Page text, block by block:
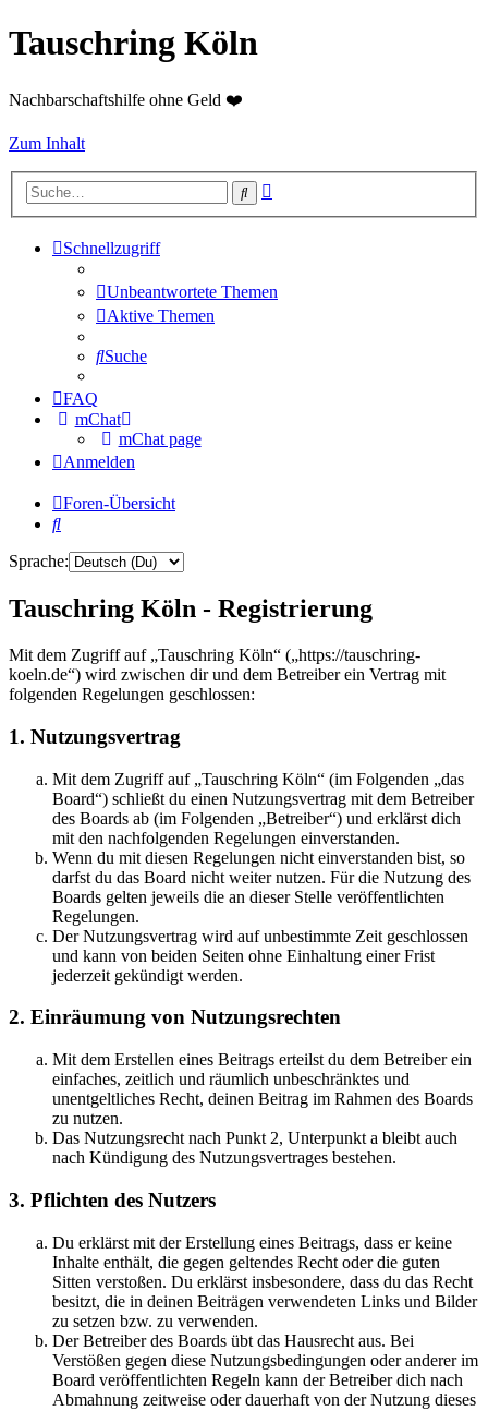
Tauschring Köln
Nachbarschaftshilfe ohne Geld ❤️
Zum Inhalt
Suche
Schnellzugriff
Unbeantwortete Themen
Aktive Themen
Suche
FAQ
mChat
mChat page
Anmelden
Foren-Übersicht
Suche
Sprache:
Tauschring Köln - Registrierung
Mit dem Zugriff auf „Tauschring Köln“ („https://tauschring-
koeln.de“) wird zwischen dir und dem Betreiber ein Vertrag mit
folgenden Regelungen geschlossen:
1. Nutzungsvertrag
Mit dem Zugriff auf „Tauschring Köln“ (im Folgenden „das
Board“) schließt du einen Nutzungsvertrag mit dem Betreiber
des Boards ab (im Folgenden „Betreiber“) und erklärst dich
mit den nachfolgenden Regelungen einverstanden.
Wenn du mit diesen Regelungen nicht einverstanden bist, so
darfst du das Board nicht weiter nutzen. Für die Nutzung des
Boards gelten jeweils die an dieser Stelle veröffentlichten
Regelungen.
Der Nutzungsvertrag wird auf unbestimmte Zeit geschlossen
und kann von beiden Seiten ohne Einhaltung einer Frist
jederzeit gekündigt werden.
2. Einräumung von Nutzungsrechten
Mit dem Erstellen eines Beitrags erteilst du dem Betreiber ein
einfaches, zeitlich und räumlich unbeschränktes und
unentgeltliches Recht, deinen Beitrag im Rahmen des Boards
zu nutzen.
Das Nutzungsrecht nach Punkt 2, Unterpunkt a bleibt auch
nach Kündigung des Nutzungsvertrages bestehen.
3. Pflichten des Nutzers
Du erklärst mit der Erstellung eines Beitrags, dass er keine
Inhalte enthält, die gegen geltendes Recht oder die guten
Sitten verstoßen. Du erklärst insbesondere, dass du das Recht
besitzt, die in deinen Beiträgen verwendeten Links und Bilder
zu setzen bzw. zu verwenden.
Der Betreiber des Boards übt das Hausrecht aus. Bei
Verstößen gegen diese Nutzungsbedingungen oder anderer im
Board veröffentlichten Regeln kann der Betreiber dich nach
Abmahnung zeitweise oder dauerhaft von der Nutzung dieses